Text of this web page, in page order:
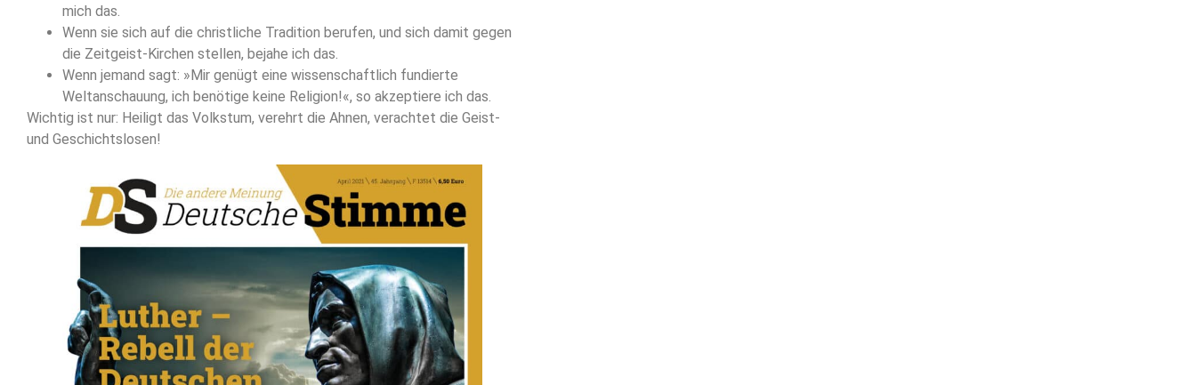
mich das.
Wenn sie sich auf die christliche Tradition berufen, und sich damit gegen
die Zeitgeist-Kirchen stellen, bejahe ich das.
Wenn jemand sagt: »Mir genügt eine wissenschaftlich fundierte
Weltanschauung, ich benötige keine Religion!«, so akzeptiere ich das.
Wichtig ist nur: Heiligt das Volkstum, verehrt die Ahnen, verachtet die Geist-
und Geschichtslosen!